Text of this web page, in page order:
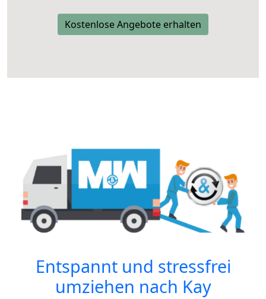
Kostenlose Angebote erhalten
Entspannt und stressfrei
umziehen nach Kay